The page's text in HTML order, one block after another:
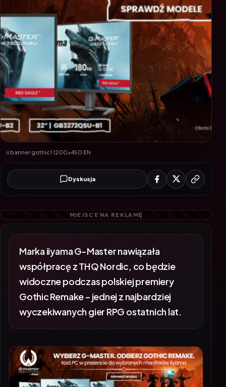
ii banner gothic1 1200x450 EN
Dyskusja
Marka iiyama G-Master nawiązała
współpracę z THQ Nordic, co będzie
widoczne podczas polskiej premiery
Gothic Remake – jednej z najbardziej
wyczekiwanych gier RPG ostatnich lat.